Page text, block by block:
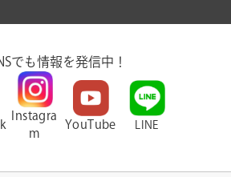
でも情報を発信中！
Instagra
m
YouTube LINE